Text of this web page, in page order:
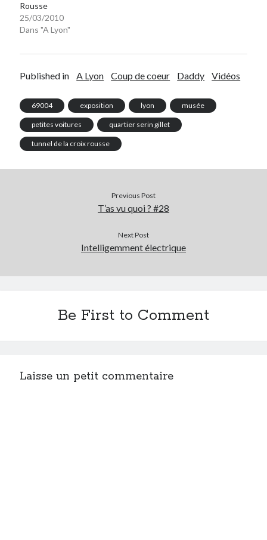
Rousse
25/03/2010
Dans "A Lyon"
Published in A Lyon Coup de coeur Daddy Vidéos
69004 exposition lyon musée
petites voitures quartier serin gillet
tunnel de la croix rousse
Previous Post
T’as vu quoi ? #28
Next Post
Intelligemment électrique
Be First to Comment
Laisse un petit commentaire